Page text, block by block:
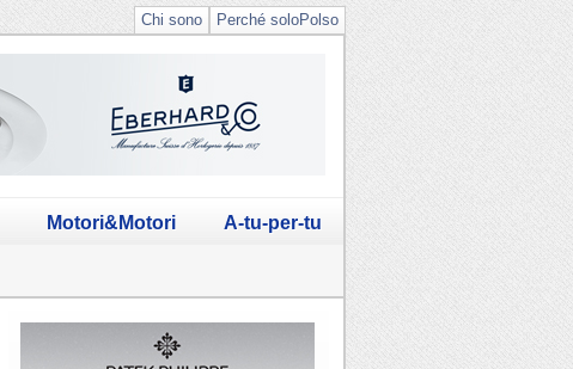
Perché soloPolso
Chi sono
Motori&Motori A-tu-per-tu